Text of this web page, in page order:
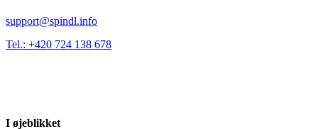
support@spindl.info
Tel.: +420 724 138 678
I øjeblikket